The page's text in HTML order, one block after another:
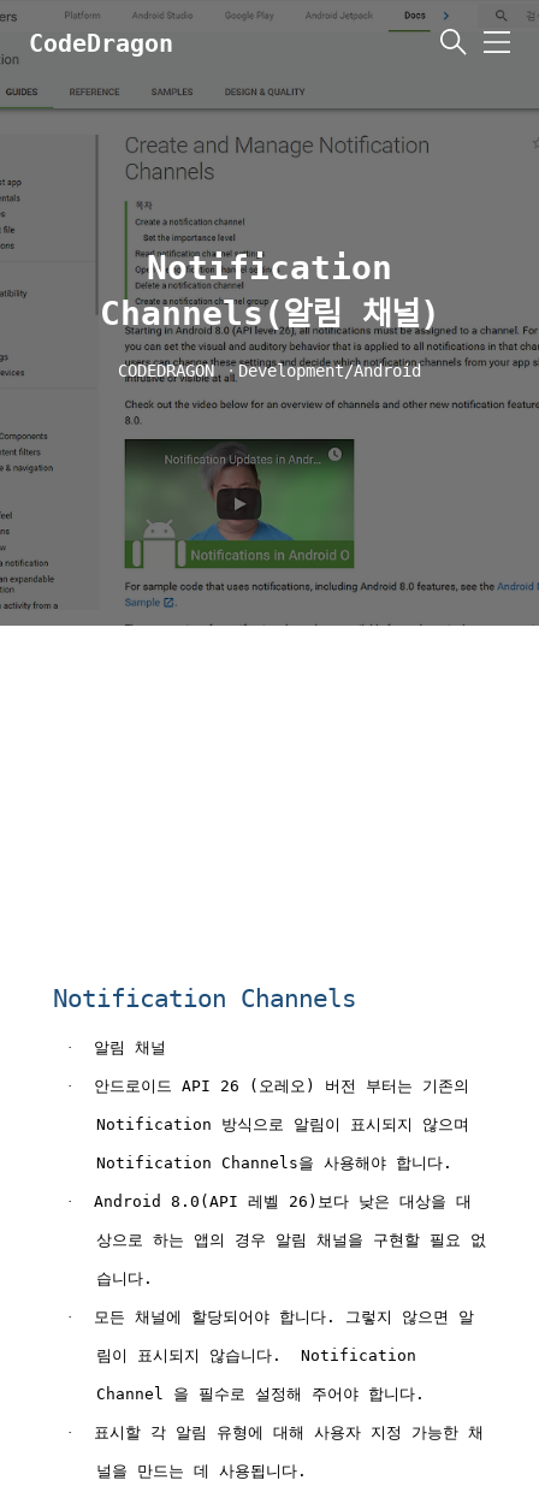
CodeDragon
메
Notification
Channels(알림 채널)
CODEDRAGONㆍDevelopment/Android
Notification Channels
· 알림 채널
· 안드로이드 API 26 ( 오레오 ) 버전 부터는 기존의
Notification 방식으로 알림이 표시되지 않으며
Notification Channels을 사용해야 합니다 .
· Android 8.0(API 레벨 26) 보다 낮은 대상을 대
상으로 하는 앱의 경우 알림 채널을 구현할 필요 없
습니다 .
· 모든 채널에 할당되어야 합니다 . 그렇지 않으면 알
림이 표시되지 않습니다 . Notification
Channel 을 필수로 설정해 주어야 합니다 .
· 표시할 각 알림 유형에 대해 사용자 지정 가능한 채
널을 만드는 데 사용됩니다 .